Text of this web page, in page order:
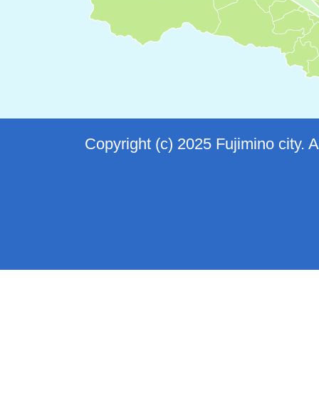
Copyright (c) 2025 Fujimino city.